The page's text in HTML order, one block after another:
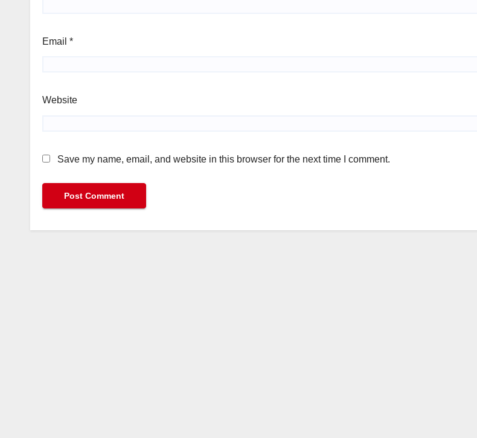
Email *
Website
Save my name, email, and website in this browser for the next time I comment.